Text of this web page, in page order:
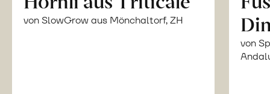
von SlowGrow aus Mönchaltorf, ZH
von